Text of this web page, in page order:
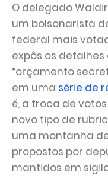
O delegado
um bolsonarista
federal mais
expôs os
“orçamento
em uma série de
é, a troca de
novo tipo de
uma montanha de
propostos por
mantidos em